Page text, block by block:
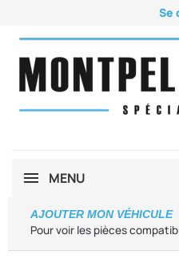
Se
MENU
Pour voir les pièces
AJOUTER MON VÉHICULE